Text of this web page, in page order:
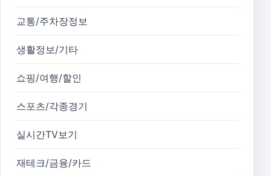
교통/주차장정보
생활정보/기타
쇼핑/여행/할인
스포츠/각종경기
실시간TV보기
재테크/금융/카드